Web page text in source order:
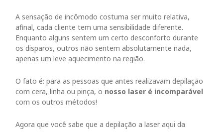
A sensação de incômodo costuma ser muito relativa,
afinal, cada cliente tem uma sensibilidade diferente.
Enquanto alguns sentem um certo desconforto durante
os disparos, outros não sentem absolutamente nada,
apenas um leve aquecimento na região.
O fato é: para as pessoas que antes realizavam depilação
com cera, linha ou pinça, o nosso laser é incomparável
com os outros métodos!
Agora que você sabe que a depilação a laser aqui da